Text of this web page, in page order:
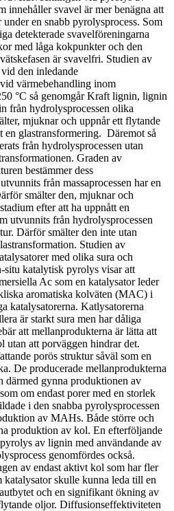
innehåller svavel är mer benägna att
en snabb pyrolysprocess. Som
detekterade svavelföreningarna
med låga kokpunkter och den
är svavelfri. Studien av
den inledande
värmebehandling inom
°C så genomgår Kraft lignin, lignin
från hydrolysprocessen olika
mjuknar och uppnår ett flytande
glastransformering. Däremot så
från hydrolysprocessen utan
Graden av
bestämmer dess
från massaprocessen har en
smälter den, mjuknar och
efter att ha uppnått en
utvunnits från hydrolysprocessen
Därför smälter den inte utan
Studien av
med olika sura och
situ katalytisk pyrolys visar att
Ac som en katalysator leder
aromatiska kolväten (MAC) i
katalysatorerna. Katlysatorerna
är starkt sura men har dåliga
att mellanprodukterna är lätta att
utan att porväggen hindrar det.
porös struktur såväl som en
De producerade mellanprodukterna
därmed gynna produktionen av
om endast porer med en storlek
i den snabba pyrolysprocessen
av MAHs. Både större och
produktion av kol. En efterföljande
av lignin med användande av
genomfördes också.
av endast aktivt kol som har fler
katalysator skulle kunna leda till en
och en signifikant ökning av
oljor. Diffusionseffektiviteten